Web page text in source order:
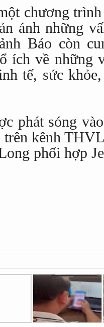
chương
ánh những
Báo còn
ích về những
tế, sức
phát sóng
trên kênh
phối hợp